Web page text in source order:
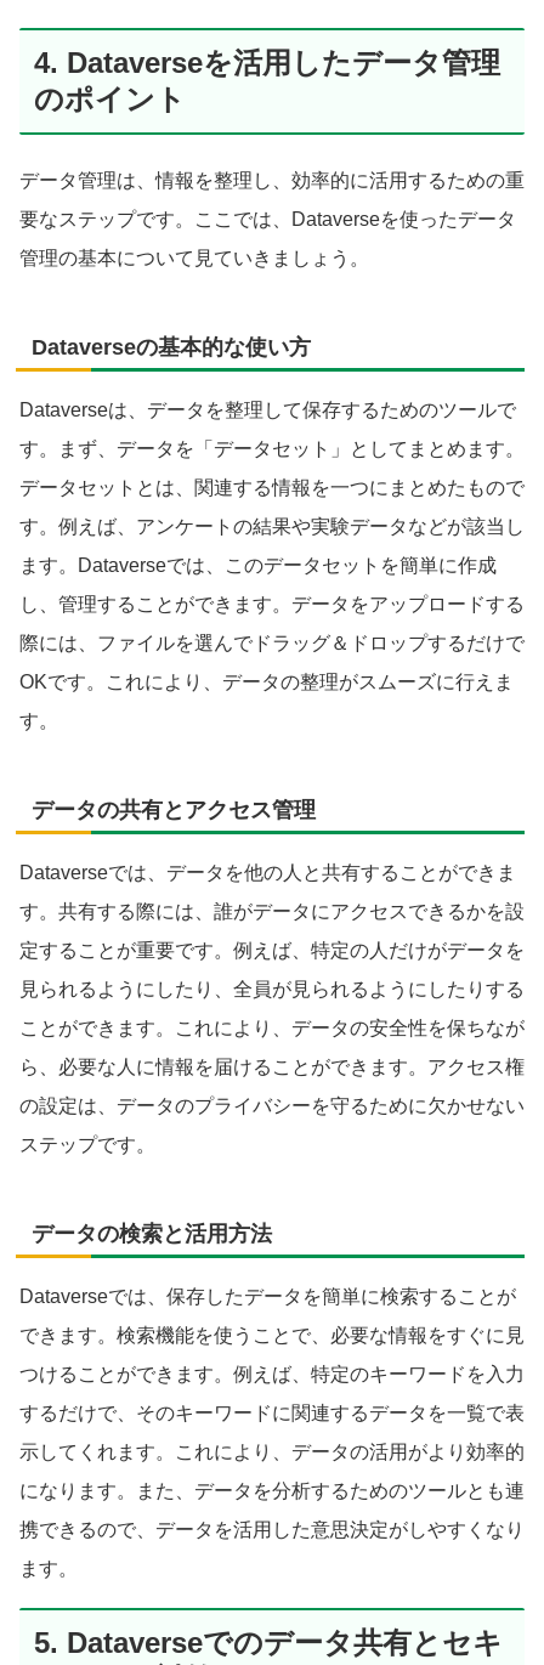
4. Dataverseを活用したデータ管理
のポイント
データ管理は、情報を整理し、効率的に活用するための重
要なステップです。ここでは、Dataverseを使ったデータ
管理の基本について見ていきましょう。
Dataverseの基本的な使い方
Dataverseは、データを整理して保存するためのツールで
す。まず、データを「データセット」としてまとめます。
データセットとは、関連する情報を一つにまとめたもので
す。例えば、アンケートの結果や実験データなどが該当し
ます。Dataverseでは、このデータセットを簡単に作成
し、管理することができます。データをアップロードする
際には、ファイルを選んでドラッグ＆ドロップするだけで
OKです。これにより、データの整理がスムーズに行えま
す。
データの共有とアクセス管理
Dataverseでは、データを他の人と共有することができま
す。共有する際には、誰がデータにアクセスできるかを設
定することが重要です。例えば、特定の人だけがデータを
見られるようにしたり、全員が見られるようにしたりする
ことができます。これにより、データの安全性を保ちなが
ら、必要な人に情報を届けることができます。アクセス権
の設定は、データのプライバシーを守るために欠かせない
ステップです。
データの検索と活用方法
Dataverseでは、保存したデータを簡単に検索することが
できます。検索機能を使うことで、必要な情報をすぐに見
つけることができます。例えば、特定のキーワードを入力
するだけで、そのキーワードに関連するデータを一覧で表
示してくれます。これにより、データの活用がより効率的
になります。また、データを分析するためのツールとも連
携できるので、データを活用した意思決定がしやすくなり
ます。
5. Dataverseでのデータ共有とセキ